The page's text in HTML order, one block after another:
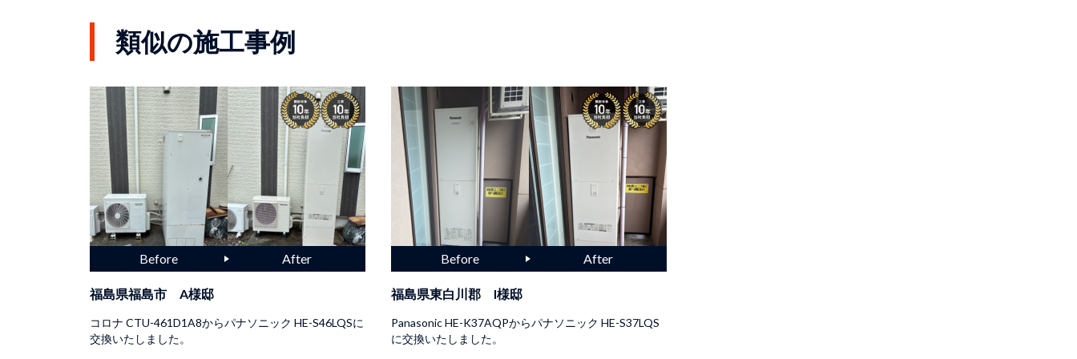
類似の施工事例
福島県福島市 A様邸
コロナ CTU-461D1A8からパナソニック HE-S46LQSに
交換いたしました。
福島県東白川郡 I様邸
Panasonic HE-K37AQPからパナソニック HE-S37LQS
に交換いたしました。